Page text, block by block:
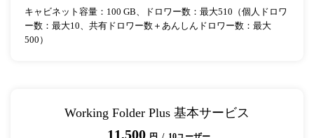
キャビネット容量：100 GB、ドロワー数：最大510（個人ドロワ
ー数：最大10、共有ドロワー数＋あんしんドロワー数：最大
500）
Working Folder Plus 基本サービス
11,500